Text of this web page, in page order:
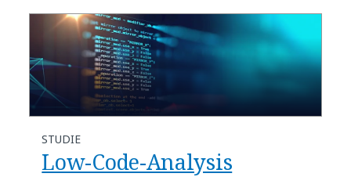
STUDIE
Low-Code-Analysis